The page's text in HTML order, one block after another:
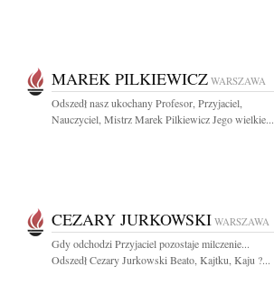
MAREK PILKIEWICZ WARSZAWA
Odszedł nasz ukochany Profesor, Przyjaciel,
Nauczyciel, Mistrz Marek Pilkiewicz Jego wielkie...
CEZARY JURKOWSKI WARSZAWA
Gdy odchodzi Przyjaciel pozostaje milczenie...
Odszedł Cezary Jurkowski Beato, Kajtku, Kaju ?...